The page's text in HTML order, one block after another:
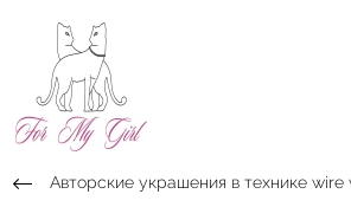
Авторские украшения в технике wire